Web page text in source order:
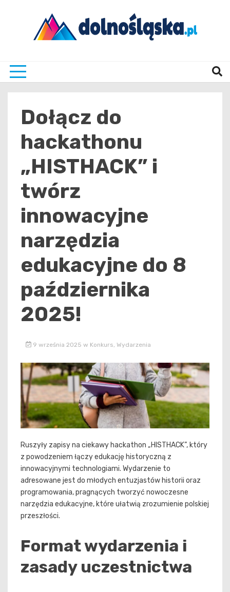
Dołącz do
hackathonu
„HISTHACK” i
twórz
innowacyjne
narzędzia
edukacyjne do 8
października
2025!
9 września 2025 w Konkurs Wydarzenia
Ruszyły zapisy na ciekawy hackathon „HISTHACK”, który
z powodzeniem łączy edukację historyczną z
innowacyjnymi technologiami. Wydarzenie to
adresowane jest do młodych entuzjastów historii oraz
programowania, pragnących tworzyć nowoczesne
narzędzia edukacyjne, które ułatwią zrozumienie polskiej
przeszłości.
Format wydarzenia i
zasady uczestnictwa